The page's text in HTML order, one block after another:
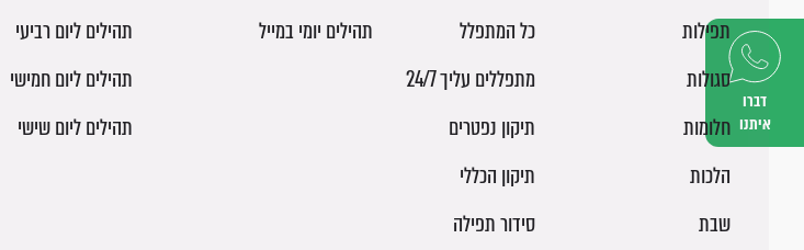
דברו
איתנו
תפילות
סגולות
חלומות
הלכות
שבת
כל המתפלל
מתפללים עליך 24/7
תיקון נפטרים
תיקון הכללי
סידור תפילה
תהילים יומי במייל
תהילים ליום רביעי
תהילים ליום חמישי
תהילים ליום שישי